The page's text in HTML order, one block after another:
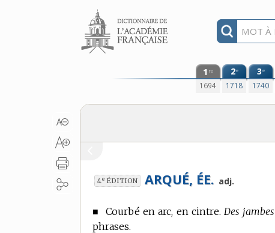
Aller au contenu
1 re
1694
2e
1718
3e
1740
4e ÉDITION ARQUÉ, ÉE. adj.
■ Courbé en arc, en cintre. Des
phrases.